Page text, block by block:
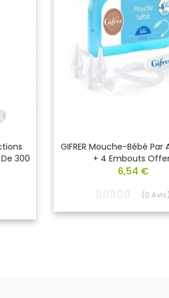
300
GIFRER Mouche-Bébé Par
+ 4 Embouts
6,54 €
(0 Avis)